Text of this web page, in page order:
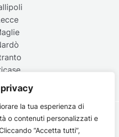
privacy
la tua esperienza di
o contenuti personalizzati e
“Accetta tutti”,
| Periodico d'informazione del